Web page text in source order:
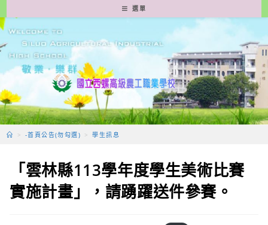
轉
至
要
容
選單
> -首頁公告(勿勾選) > 學生訊息
「雲林縣113學年度學生美術比賽
實施計畫」，請踴躍送件參賽。